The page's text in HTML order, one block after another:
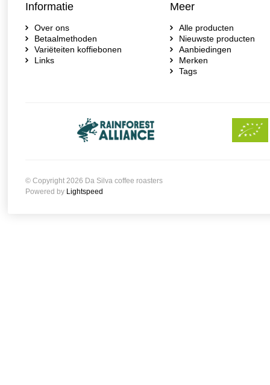
Informatie
Over ons
Betaalmethoden
Variëteiten koffiebonen
Links
Meer
Alle producten
Nieuwste producten
Aanbiedingen
Merken
Tags
© Copyright 2026 Da Silva coffee roasters
Powered by Lightspeed